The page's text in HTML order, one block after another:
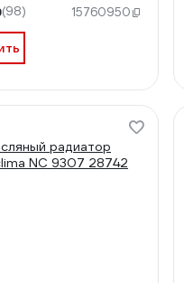
(98) 15760950